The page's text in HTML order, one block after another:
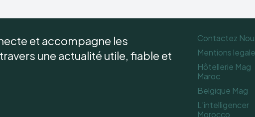
et accompagne les
une actualité utile, fiable et
Contactez
Mentions
Hôtellerie Mag
Maroc
Belgique Mag
L’intelligencer
Morocco